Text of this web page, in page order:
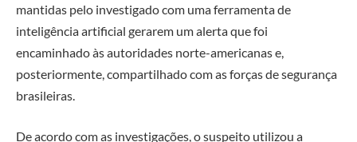
mantidas pelo investigado com uma ferramenta de
inteligência artificial gerarem um alerta que foi
encaminhado às autoridades norte-americanas e,
posteriormente, compartilhado com as forças de segurança
brasileiras.
De acordo com as investigações, o suspeito utilizou a